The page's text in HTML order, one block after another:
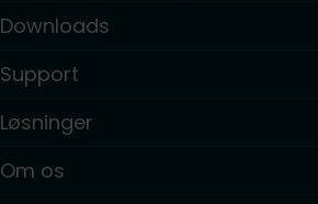
Downloads
Support
Løsninger
Om os